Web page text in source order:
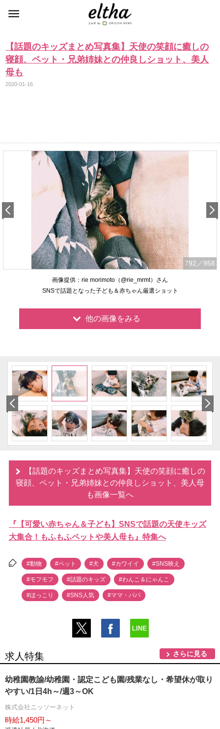
【話題のキッズまとめ写真集】天使の笑顔に癒しの
寝顔、ペット・兄弟姉妹との仲良しショット、美人
母も
2020-01-16
792 ／958
画像提供：rie morimoto（@rie_mrmt）さん
SNSで話題となった子ども＆赤ちゃん厳選ショット
他の画像をみる
【話題のキッズまとめ写真集】天使の笑顔に癒しの
寝顔、ペット・兄弟姉妹との仲良しショット、美人母
も画像一覧へ
『【可愛い赤ちゃん＆子ども】SNSで話題の天使キッズ
大集合！もふもふペットや美人母も』特集へ
#動物 #ペット #犬 #カワイイ #SNS映え
#モフモフ #話題のキッズ #わんこ＆にゃんこ
#ほっこり #SNS人気 #ママ・パパ
求人特集 さらに見る
幼稚園教諭/幼稚園・認定こども園/残業なし・希望休が取り
すい/1日4h～/週3～OK
株式会社ニッソーネット
時給1,450円～